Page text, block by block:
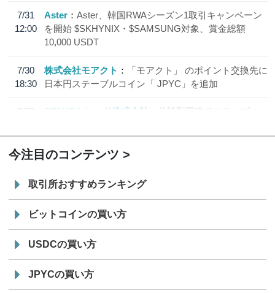
7/31
12:00
Aster
Aster、韓国RWAシーズン1取引キャンペーン
を開始 $SKHYNIX・$SAMSUNG対象、賞金総額
10,000 USDT
7/30
18:30
株式会社モアクト
「モアクト」 のポイント交換先に
日本円ステーブルコイン「 JPYC」を追加
7/29
SBI VCトレード株式会社
信託型円建てステーブル
今注目のコンテンツ
取引所おすすめランキング
ビットコインの買い方
USDCの買い方
JPYCの買い方